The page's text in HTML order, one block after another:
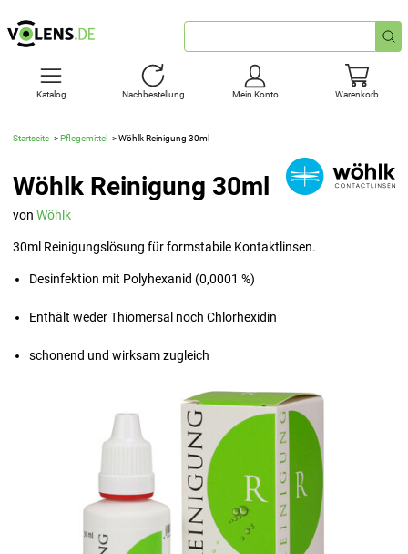
Schnellsuche
Katalog Nachbestellung Mein Konto Warenkorb
Startseite Pflegemittel Wöhlk Reinigung 30ml
Wöhlk Reinigung 30ml
von Wöhlk
30ml Reinigungslösung für formstabile Kontaktlinsen.
Desinfektion mit Polyhexanid (0,0001 %)
Enthält weder Thiomersal noch Chlorhexidin
schonend und wirksam zugleich